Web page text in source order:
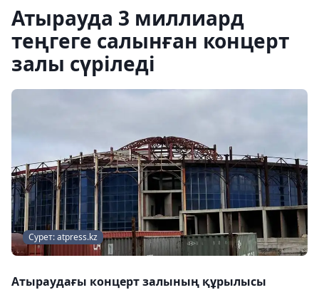
Атырауда 3 миллиард
теңгеге салынған концерт
залы сүріледі
Сурет: atpress.kz
Атыраудағы концерт залының құрылысы